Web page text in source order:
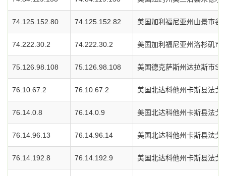
74.125.152.80 74.125.152.82 美国加利福尼亚州山景市谷
74.222.30.2 74.222.30.2 美国加利福尼亚州洛杉矶市
75.126.98.108 75.126.98.108 美国德克萨斯州达拉斯市
76.10.67.2 76.10.67.2 美国北达科他州卡斯县法戈
76.14.0.8 76.14.0.9 美国北达科他州卡斯县法戈
76.14.96.13 76.14.96.14 美国北达科他州卡斯县法戈
76.14.192.8 76.14.192.9 美国北达科他州卡斯县法戈